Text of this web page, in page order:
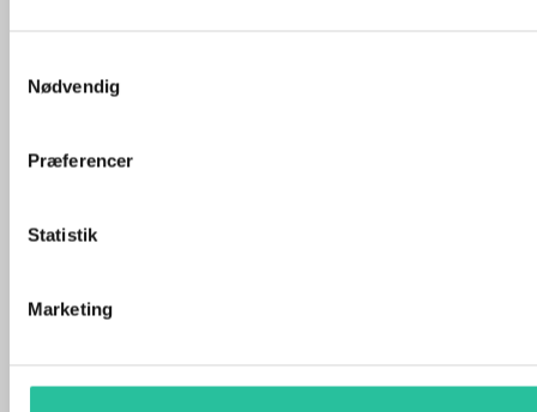
Nødvendig
Præferencer
Statistik
Marketing